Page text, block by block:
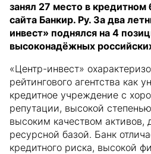
занял 27 место в кредитном
сайта Банкир. Ру. За два
инвест» поднялся на 4
высоконадёжных
«Центр-инвест»
рейтингового агентства как
кредитное учреждение с
репутации, высокой
высоким качеством активов,
ресурсной базой. Банк
кредитного риска, высокой